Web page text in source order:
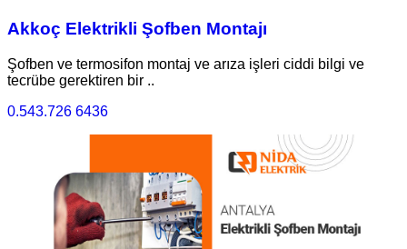
Akkoç Elektrikli Şofben Montajı
Şofben ve termosifon montaj ve arıza işleri ciddi bilgi ve
tecrübe gerektiren bir ..
0.543.726 6436